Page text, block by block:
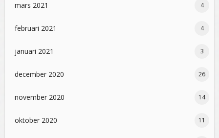
mars 2021 4
februari 2021 4
januari 2021 3
december 2020 26
november 2020 14
oktober 2020 11